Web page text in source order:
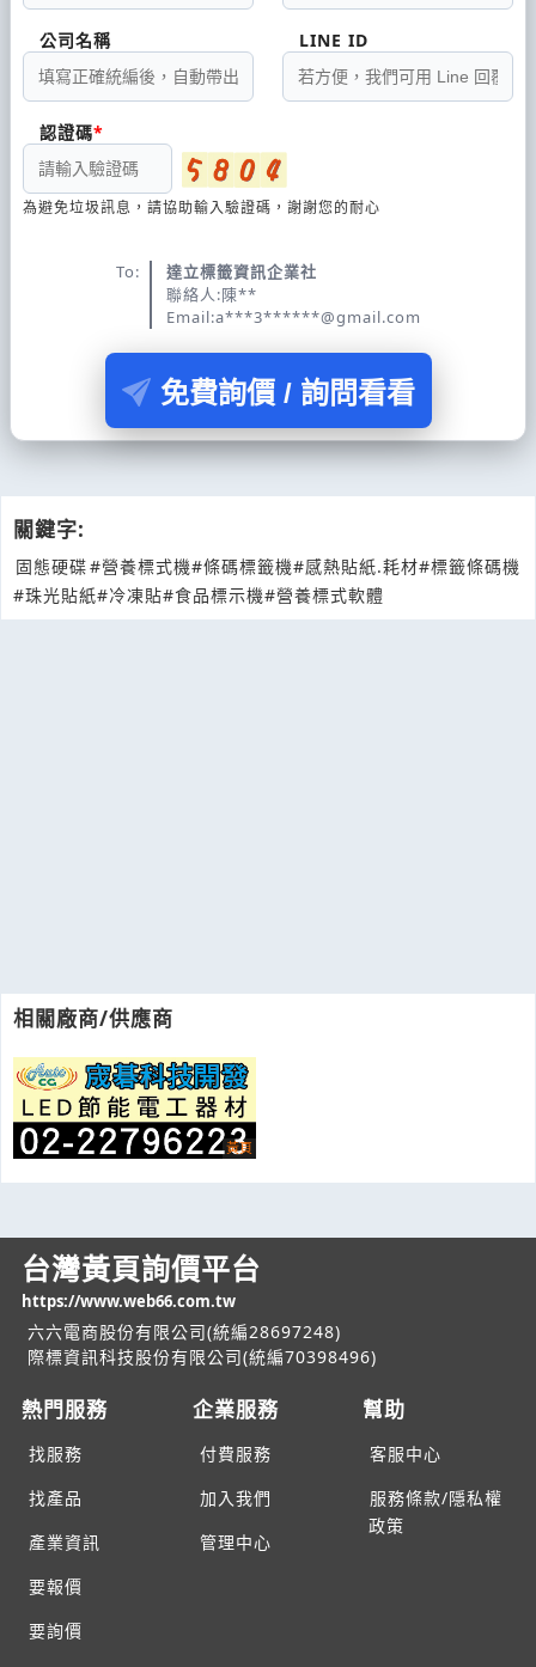
相關廠商/供應商
公司名稱 LINE ID
認證碼
為避免垃圾訊息，請協助輸入驗證碼，謝謝您的耐心
To:
達立標籤資訊企業社
聯絡人:陳**
Email:a***3******@gmail.com
免費詢價 / 詢問看看
關鍵字:
固態硬碟#營養標式機#條碼標籤機#感熱貼紙.耗材#標籤條碼機
#珠光貼紙#冷凍貼#食品標示機#營養標式軟體
台灣黃頁詢價平台
https://www.web66.com.tw
六六電商股份有限公司(統編28697248)
際標資訊科技股份有限公司(統編70398496)
熱門服務
找服務
找產品
產業資訊
要報價
要詢價
企業服務
付費服務
加入我們
管理中心
幫助
客服中心
服務條款/隱私權
政策